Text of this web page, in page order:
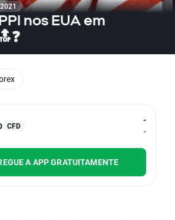
nos EUA em
CFD
-
-
A APP GRATUITAMENTE